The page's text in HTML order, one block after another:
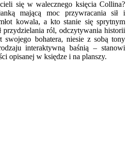
się w walecznego księcia Collina?
mającą moc przywracania sił i
kowala, a kto stanie się sprytnym
przydzielania ról, odczytywania historii
swojego bohatera, niesie z sobą tony
interaktywną baśnią – stanowi
opisanej w księdze i na planszy.